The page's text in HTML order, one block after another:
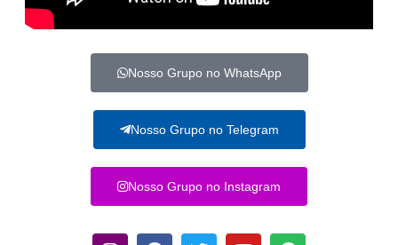
Nosso Grupo no WhatsApp
Nosso Grupo no Telegram
Nosso Grupo no Instagram